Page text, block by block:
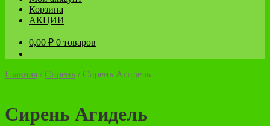
Корзина
АКЦИИ
0,00 ₽ 0 товаров
Главная /Сирень /Сирень Агидель
Сирень Агидель